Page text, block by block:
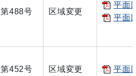
第488号 区域変更
平面
平面
第452号 区域変更 平面